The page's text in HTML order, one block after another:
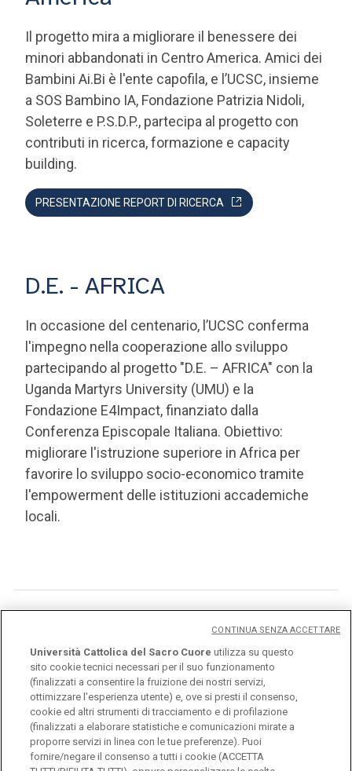
Il progetto mira a migliorare il benessere dei
minori abbandonati in Centro America. Amici dei
Bambini Ai.Bi è l'ente capofila, e l’UCSC, insieme
a SOS Bambino IA, Fondazione Patrizia Nidoli,
Soleterre e P.S.D.P., partecipa al progetto con
contributi in ricerca, formazione e capacity
building.
PRESENTAZIONE REPORT DI RICERCA
D.E. - AFRICA
In occasione del centenario, l’UCSC conferma
l'impegno nella cooperazione allo sviluppo
partecipando al progetto "D.E. – AFRICA" con la
Uganda Martyrs University (UMU) e la
Fondazione E4Impact, finanziato dalla
Conferenza Episcopale Italiana. Obiettivo:
migliorare l'istruzione superiore in Africa per
favorire lo sviluppo socio-economico tramite
l'empowerment delle istituzioni accademiche
locali.
Eventi
Università Cattolica del Sacro Cuore
Università Cattolica del Sacro Cuore utilizza su questo
sito cookie tecnici necessari per il suo funzionamento
(finalizzati a consentire la fruizione dei nostri servizi,
ottimizzare l'esperienza utente) e, ove si presti il consenso,
cookie ed altri strumenti di tracciamento e di profilazione
(finalizzati a elaborare statistiche e comunicazioni mirate a
proporre servizi in linea con le tue preferenze). Puoi
fornire/negare il consenso a tutti i cookie (ACCETTA
CONTINUA SENZA ACCETTARE